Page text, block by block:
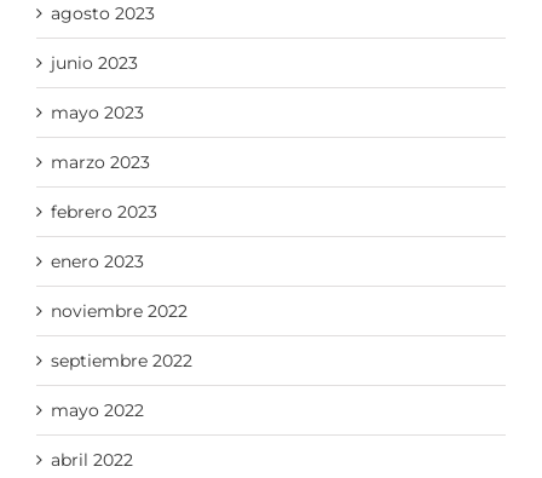
agosto 2023
junio 2023
mayo 2023
marzo 2023
febrero 2023
enero 2023
noviembre 2022
septiembre 2022
mayo 2022
abril 2022